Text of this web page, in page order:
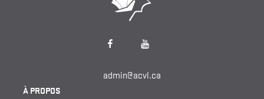
Facebook YouTube
admin@acvl.ca
À PROPOS